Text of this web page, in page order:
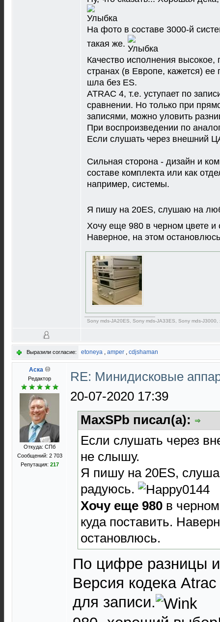
На фото в составе 3000-й
такая же.
Качество исполнения
странах (в Европе, кажется)
шла без ES.
ATRAC 4, т.е. уступает по
сравнении. Но только при
записями, можно уловить
При воспроизведении по
Если слушать через внешний
Сильная сторона - дизайн и
составе комплекта или как
например, системы.
Я пишу на 20ES, слушаю на
Хочу еще 980 в черном цвете и
Наверное, на этом
Sony mds-JA20ES, Sony mds-JA33ES, Sony mds-
Выразили согласие: etoneya , amper , cdjshaman
Аска
Редактор
Откуда: СПб
Сообщений: 2 703
Репутация: 217
RE: Минидисковые
20-07-2020 17:39
MaxSPb писал(а):
Если слушать через
не слышу.
Я пишу на 20ES,
радуюсь.
Хочу еще 980 в
куда поставить.
остановлюсь.
По цифре разницы
Версия кодека Atrac
для записи.